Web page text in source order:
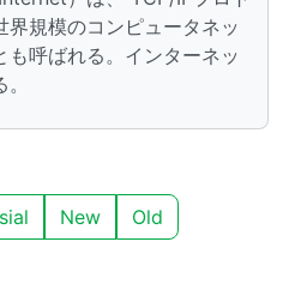
界規模のコンピュータネッ
も呼ばれる。インターネッ
New Old